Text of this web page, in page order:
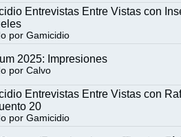
Entrevistas Entre Vistas con
por Gamicidio
2025: Impresiones
por Calvo
Entrevistas Entre Vistas con
20
por Gamicidio